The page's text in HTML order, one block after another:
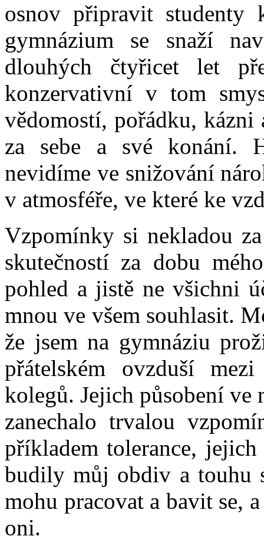
osnov připravit studenty
gymnázium se snaží
dlouhých čtyřicet let
konzervativní v tom
vědomostí, pořádku, kázni
za sebe a své konání.
nevidíme ve snižování
v atmosféře, ve které ke
Vzpomínky si nekladou
skutečností za dobu
pohled a jistě ne všichni
mnou ve všem souhlasit.
že jsem na gymnáziu
přátelském ovzduší
kolegů. Jejich působení ve
zanechalo trvalou
příkladem tolerance,
budily můj obdiv a touhu
mohu pracovat a bavit se,
oni.